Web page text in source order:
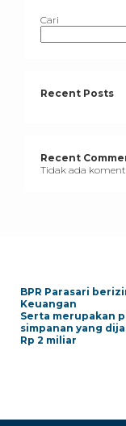
Cari
Recent Posts
Recent
Tidak ada
BPR Parasari
Keuangan
Serta merupakan
simpanan yang
Rp 2 miliar